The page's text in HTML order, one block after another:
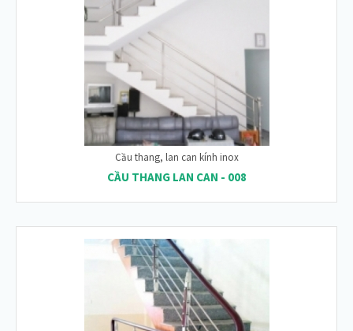
Cầu thang, lan can kính inox
CẦU THANG LAN CAN - 008